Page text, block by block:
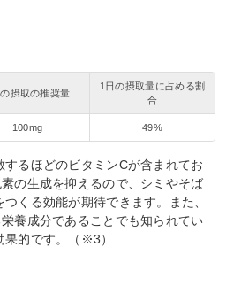
摂取の推奨量
1日の摂取量に占める割
合
100mg 49%
るほどのビタミンCが含まれてお
の生成を抑えるので、シミやそば
くる効能が期待できます。また、
養成分であることでも知られてい
果的です。（※3）